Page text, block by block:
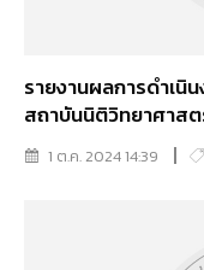
รายงานผลการดำเ
สถาบันนิติวิทยาศาส
1 ต.ค. 2024 14:39